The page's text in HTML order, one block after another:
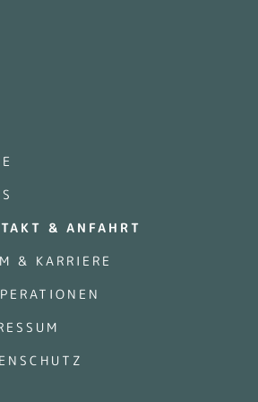
& ANFAHRT
& KARRIERE